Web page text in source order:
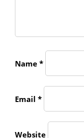
Name *
Email *
Website